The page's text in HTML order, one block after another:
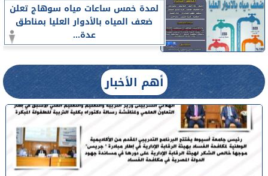
لمدة خمس ساعات مياه سوهاج تعلن
ضعف المياه بالأدوار العليا بمناطق
عدة...
أهم الأخبار